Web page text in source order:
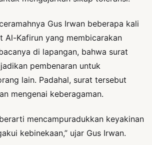
Gus Irwan beberapa kali
Al-Kafirun yang membicarakan
di lapangan, bahwa surat
pembenaran untuk
lain. Padahal, surat tersebut
mengenai keberagaman.
mencampuradukkan keyakinan
kebinekaan,” ujar Gus Irwan.